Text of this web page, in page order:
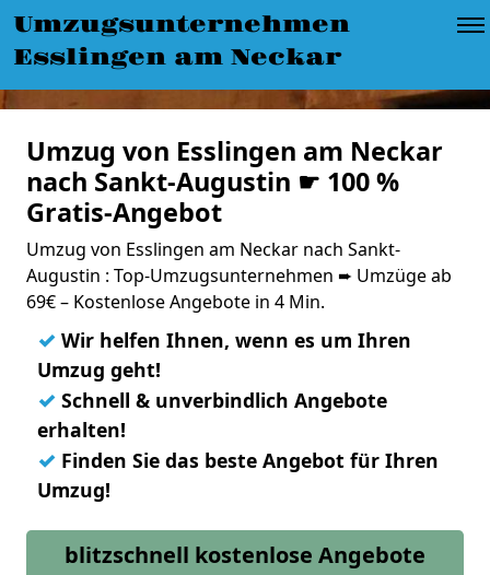
Umzugsunternehmen
Esslingen am Neckar
Umzug von Esslingen am Neckar
nach Sankt-Augustin ☛ 100 %
Gratis-Angebot
Umzug von Esslingen am Neckar nach Sankt-
Augustin : Top-Umzugsunternehmen ➨ Umzüge ab
69€ – Kostenlose Angebote in 4 Min.
✓ Wir helfen Ihnen, wenn es um Ihren
Umzug geht!
✓ Schnell & unverbindlich Angebote
erhalten!
✓ Finden Sie das beste Angebot für Ihren
Umzug!
blitzschnell kostenlose Angebote